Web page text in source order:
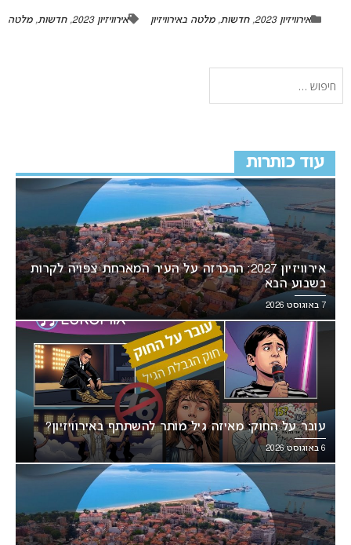
אירוויזיון 2023 ,חדשות,מלטה באירוויזיון אירוויזיון 2023 ,חדשות,מלטה
עוד כותרות
אירוויזיון 2027: ההכרזה על העיר המארחת צפויה לקרות
בשבוע הבא
7 באוגוסט 2026
עובר על החוק: מאיזה גיל מותר להשתתף באירוויזיון?
6 באוגוסט 2026